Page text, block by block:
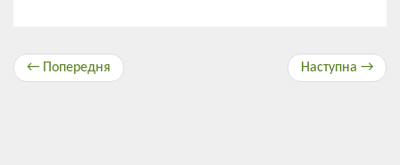
← Попередня Наступна →